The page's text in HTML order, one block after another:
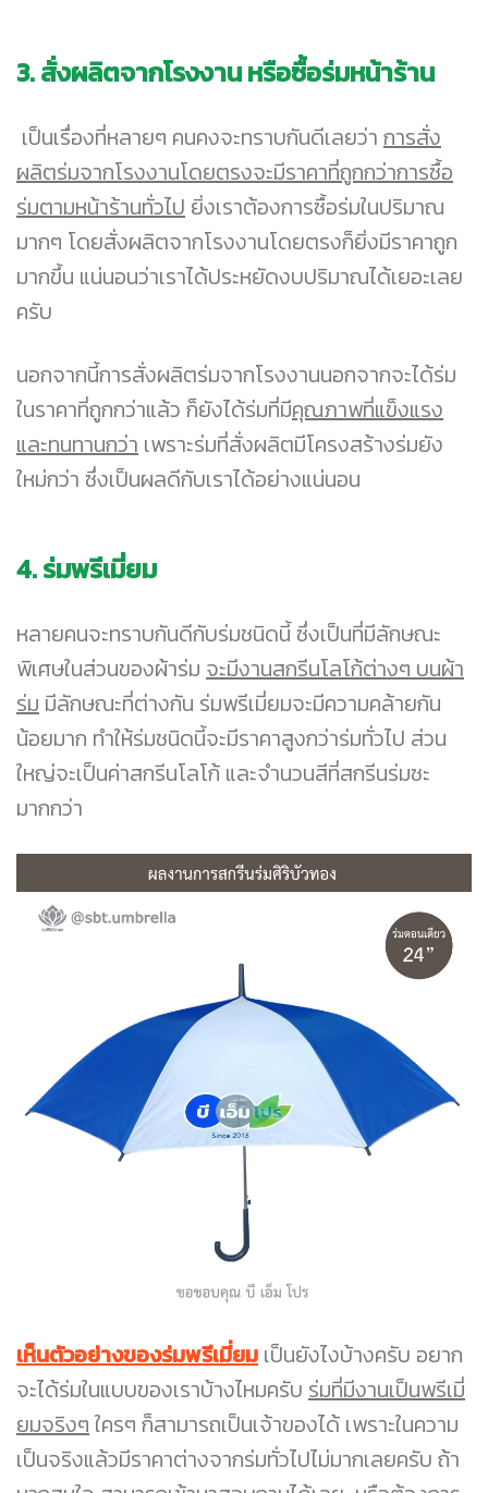
3. สั่งผลิตจากโรงงาน หรือซื้อร่มหน้าร้าน
เป็นเรื่องที่หลายๆ คนคงจะทราบกันดีเลยว่า การสั่ง
ผลิตร่มจากโรงงานโดยตรงจะมีราคาที่ถูกกว่าการซื้อ
ร่มตามหน้าร้านทั่วไป ยิ่งเราต้องการซื้อร่มในปริมาณ
มากๆ โดยสั่งผลิตจากโรงงานโดยตรงก็ยิ่งมีราคาถูก
มากขึ้น แน่นอนว่าเราได้ประหยัดงบปริมาณได้เยอะเลย
ครับ
นอกจากนี้การสั่งผลิตร่มจากโรงงานนอกจากจะได้ร่ม
ในราคาที่ถูกกว่าแล้ว ก็ยังได้ร่มที่มีคุณภาพที่แข็งแรง
และทนทานกว่า เพราะร่มที่สั่งผลิตมีโครงสร้างร่มยัง
ใหม่กว่า ซึ่งเป็นผลดีกับเราได้อย่างแน่นอน
4. ร่มพรีเมี่ยม
หลายคนจะทราบกันดีกับร่มชนิดนี้ ซึ่งเป็นที่มีลักษณะ
พิเศษในส่วนของผ้าร่ม จะมีงานสกรีนโลโก้ต่างๆ บนผ้า
ร่ม มีลักษณะที่ต่างกัน ร่มพรีเมี่ยมจะมีความคล้ายกัน
น้อยมาก ทำให้ร่มชนิดนี้จะมีราคาสูงกว่าร่มทั่วไป ส่วน
ใหญ่จะเป็นค่าสกรีนโลโก้ และจำนวนสีที่สกรีนร่มซะ
มากกว่า
เห็นตัวอย่างของร่มพรีเมี่ยม เป็นยังไงบ้างครับ อยาก
จะได้ร่มในแบบของเราบ้างไหมครับ ร่มที่มีงานเป็นพรีเมี่
ยมจริงๆ ใครๆ ก็สามารถเป็นเจ้าของได้ เพราะในความ
เป็นจริงแล้วมีราคาต่างจากร่มทั่วไปไม่มากเลยครับ ถ้า